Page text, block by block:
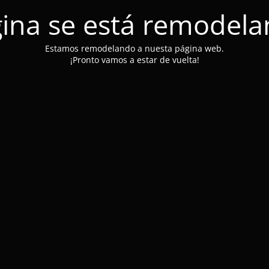
se está
Estamos remodelando a nuesta página web.
¡Pronto vamos a estar de vuelta!